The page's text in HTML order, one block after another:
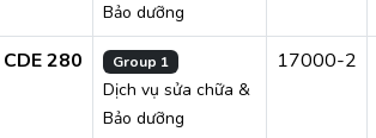
Bảo dưỡng
CDE 280 Group 1
Dịch vụ sửa chữa &
Bảo dưỡng
17000-2